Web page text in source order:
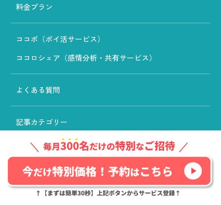
料金プラン
ココポ（ポイ活サービス）
ココロシェア（感情分析・共有サービス）
よくある質問
記事カテゴリー
こころ・性格
友人・知人
育児・出産
家族・家庭
恋愛・片思い
仕事・キャリア
カウンセリング
メンタルヘルス